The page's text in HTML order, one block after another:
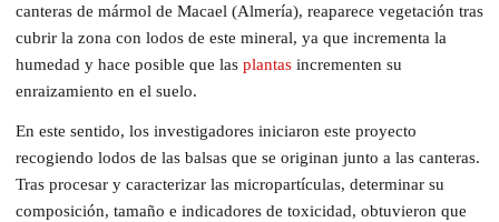
canteras de mármol de Macael (Almería), reaparece vegetación tras
cubrir la zona con lodos de este mineral, ya que incrementa la
humedad y hace posible que las plantas incrementen su
enraizamiento en el suelo.
En este sentido, los investigadores iniciaron este proyecto
recogiendo lodos de las balsas que se originan junto a las canteras.
Tras procesar y caracterizar las micropartículas, determinar su
composición, tamaño e indicadores de toxicidad, obtuvieron que